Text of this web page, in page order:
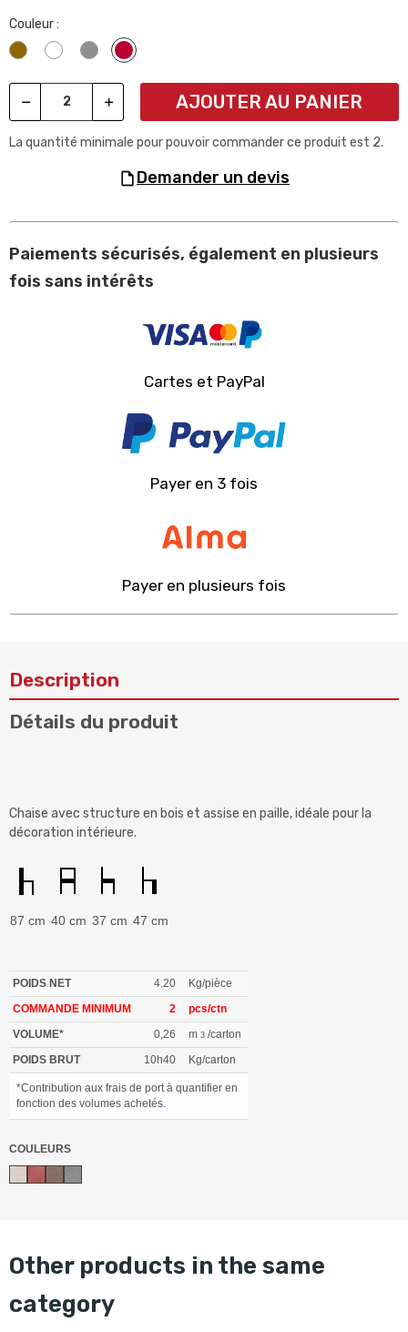
Couleur :
Noix
Blanc Gris Rouge ba0030
AJOUTER AU PANIER
La quantité minimale pour pouvoir commander ce produit est 2.
demander un devis
Paiements sécurisés, également en plusieurs
fois sans intérêts
Cartes et PayPal
Payer en 3 fois
Payer en plusieurs fois
Description
Détails du produit
Chaise avec structure en bois et assise en paille, idéale pour la
décoration intérieure.
87 cm 40 cm 37 cm 47 cm
*Contribution aux frais de port à quantifier en
fonction des volumes achetés.
POIDS NET 4.20
Kg/pièce
COMMANDE MINIMUM
2
pcs/ctn
VOLUME*
0,26 m 3 /carton
POIDS BRUT
10h40 Kg/carton
COULEURS
other products in the same
category